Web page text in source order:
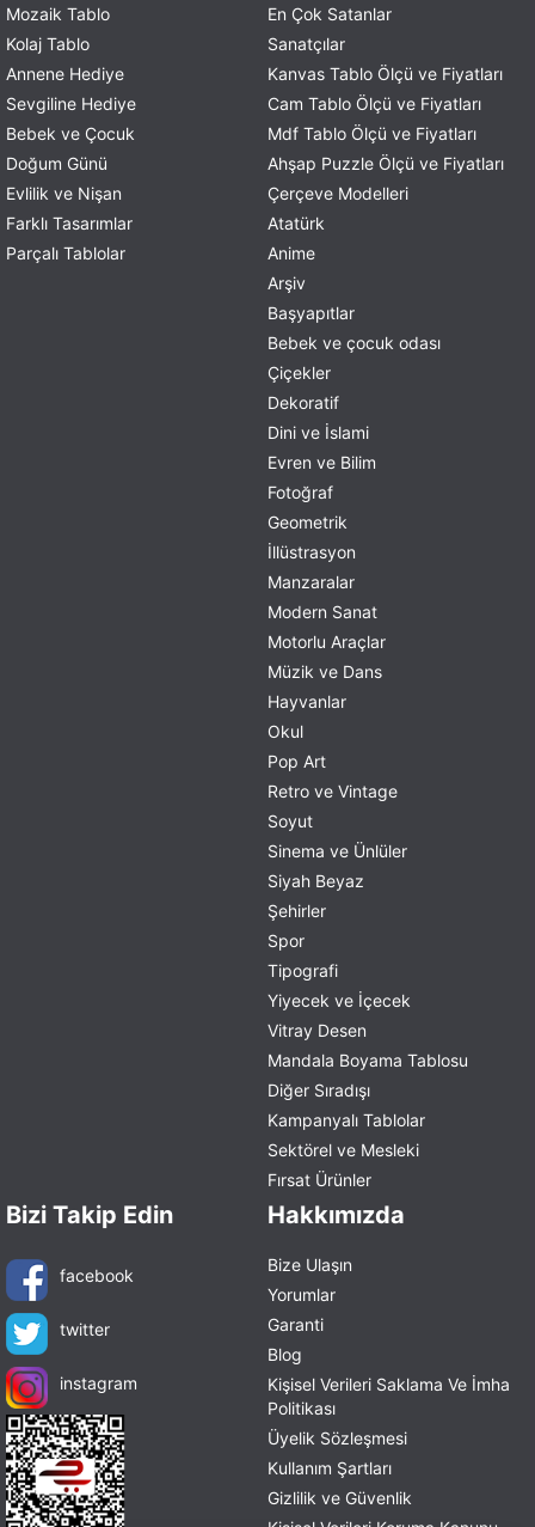
Mozaik Tablo
Kolaj Tablo
Annene Hediye
Sevgiline Hediye
Bebek ve Çocuk
Doğum Günü
Evlilik ve Nişan
Farklı Tasarımlar
Parçalı Tablolar
En Çok Satanlar
Sanatçılar
Kanvas Tablo Ölçü ve Fiyatları
Cam Tablo Ölçü ve Fiyatları
Mdf Tablo Ölçü ve Fiyatları
Ahşap Puzzle Ölçü ve Fiyatları
Çerçeve Modelleri
Atatürk
Anime
Arşiv
Başyapıtlar
Bebek ve çocuk odası
Çiçekler
Dekoratif
Dini ve İslami
Evren ve Bilim
Fotoğraf
Geometrik
İllüstrasyon
Manzaralar
Modern Sanat
Motorlu Araçlar
Müzik ve Dans
Hayvanlar
Okul
Pop Art
Retro ve Vintage
Soyut
Sinema ve Ünlüler
Siyah Beyaz
Şehirler
Spor
Tipografi
Yiyecek ve İçecek
Vitray Desen
Mandala Boyama Tablosu
Diğer Sıradışı
Kampanyalı Tablolar
Sektörel ve Mesleki
Fırsat Ürünler
Bizi Takip Edin
facebook
twitter
instagram
Hakkımızda
Bize Ulaşın
Yorumlar
Garanti
Blog
Kişisel Verileri Saklama Ve İmha
Politikası
Üyelik Sözleşmesi
Kullanım Şartları
Gizlilik ve Güvenlik